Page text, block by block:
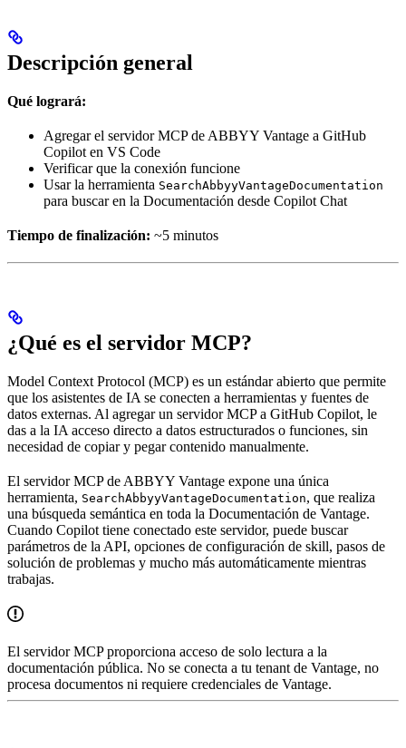
Descripción general
Qué logrará:
Agregar el servidor MCP de ABBYY Vantage a GitHub
Copilot en VS Code
Verificar que la conexión funcione
Usar la herramienta SearchAbbyyVantageDocumentation
para buscar en la Documentación desde Copilot Chat
Tiempo de finalización: ~5 minutos
¿Qué es el servidor MCP?
Model Context Protocol (MCP) es un estándar abierto que permite
que los asistentes de IA se conecten a herramientas y fuentes de
datos externas. Al agregar un servidor MCP a GitHub Copilot, le
das a la IA acceso directo a datos estructurados o funciones, sin
necesidad de copiar y pegar contenido manualmente.
El servidor MCP de ABBYY Vantage expone una única
herramienta, SearchAbbyyVantageDocumentation, que realiza
una búsqueda semántica en toda la Documentación de Vantage.
Cuando Copilot tiene conectado este servidor, puede buscar
parámetros de la API, opciones de configuración de skill, pasos de
solución de problemas y mucho más automáticamente mientras
trabajas.
El servidor MCP proporciona acceso de solo lectura a la
documentación pública. No se conecta a tu tenant de Vantage, no
procesa documentos ni requiere credenciales de Vantage.